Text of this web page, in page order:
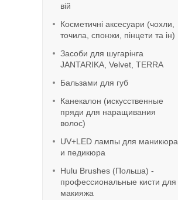
вій
Косметичні аксесуари (чохли,
точила, спонжи, пінцети та ін)
Засоби для шугарінга
JANTARIKA, Velvet, TERRA
Бальзами для губ
Канекалон (искусственные
пряди для наращивания
волос)
UV+LED лампы для маникюра
и педикюра
Hulu Brushes (Польша) -
профессиональные кисти для
макияжа